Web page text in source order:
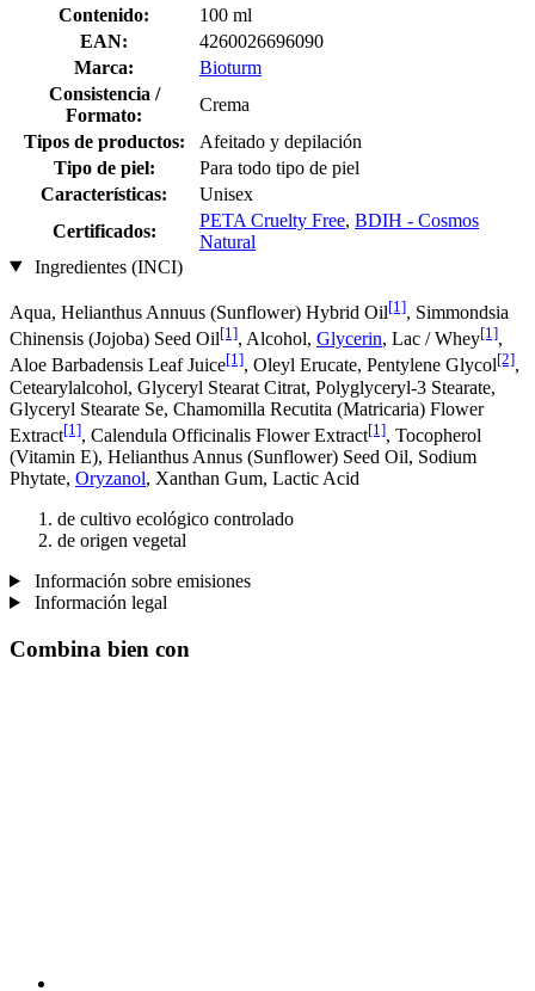
Contenido:
100 ml
EAN:
4260026696090
Marca:
Bioturm
Consistencia /
Formato:
Crema
Tipos de productos:
Afeitado y depilación
Tipo de piel:
Para todo tipo de piel
Características:
Unisex
Certificados:
PETA Cruelty Free, BDIH - Cosmos
Natural
Ingredientes (INCI)
Aqua, Helianthus Annuus (Sunflower) Hybrid Oil[1], Simmondsia
Chinensis (Jojoba) Seed Oil[1], Alcohol, Glycerin, Lac / Whey[1],
Aloe Barbadensis Leaf Juice[1], Oleyl Erucate, Pentylene Glycol[2],
Cetearylalcohol, Glyceryl Stearat Citrat, Polyglyceryl-3 Stearate,
Glyceryl Stearate Se, Chamomilla Recutita (Matricaria) Flower
Extract[1], Calendula Officinalis Flower Extract[1], Tocopherol
(Vitamin E), Helianthus Annus (Sunflower) Seed Oil, Sodium
Phytate, Oryzanol, Xanthan Gum, Lactic Acid
de cultivo ecológico controlado
de origen vegetal
Información sobre emisiones
Información legal
Combina bien con